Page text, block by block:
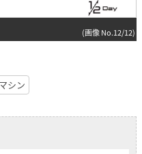
(画像 No.12/12)
シン